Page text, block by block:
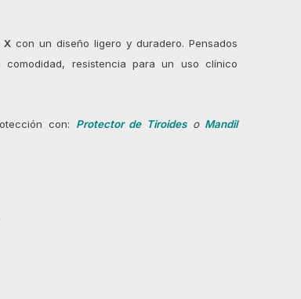
Xcon un diseño ligero y duradero. Pensados
comodidad, resistencia para un uso clínico
con: Protector de Tiroideso Mandil